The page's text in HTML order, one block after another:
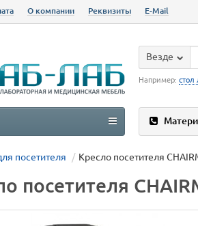
О компании Реквизиты E-Mail
Везде
Например: стол
посетителя Кресло посетителя
посетителя